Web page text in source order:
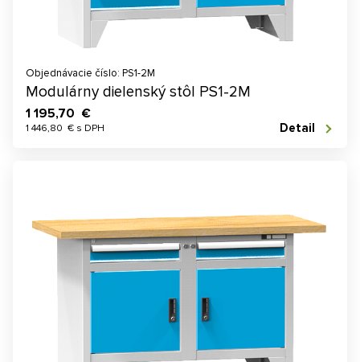
Objednávacie číslo: PS1-2M
Modulárny dielenský stôl PS1-2M
1 195,70 €
1 446,80 € s DPH Detail